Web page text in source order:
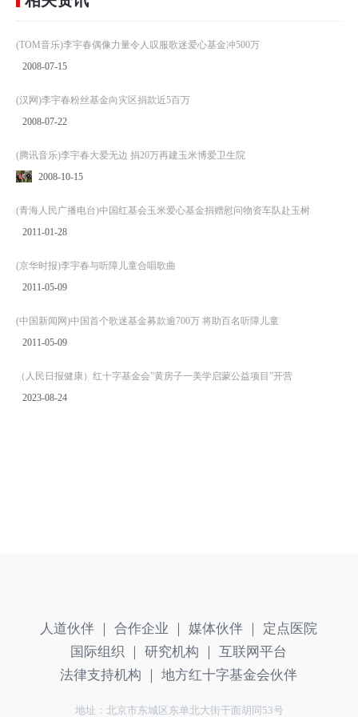
(TOM音乐)李宇春偶像力量令人叹服歌迷爱心基金冲500万
2008-07-15
(汉网)李宇春粉丝基金向灾区捐款近5百万
2008-07-22
(腾讯音乐)李宇春大爱无边 捐20万再建玉米博爱卫生院
2008-10-15
(青海人民广播电台)中国红基会玉米爱心基金捐赠慰问物资车队赴玉树
2011-01-28
(京华时报)李宇春与听障儿童合唱歌曲
2011-05-09
(中国新闻网)中国首个歌迷基金募款逾700万 将助百名听障儿童
2011-05-09
（人民日报健康）红十字基金会”黄房子一美学启蒙公益项目”开营
2023-08-24
人道伙伴 ｜ 合作企业 ｜ 媒体伙伴 ｜
定点医院
国际组织 ｜
研究机构 ｜
互联网平台
法律支持机构 ｜
地方红十字基金会伙伴
地址：北京市东城区东单北大街干面胡同53号